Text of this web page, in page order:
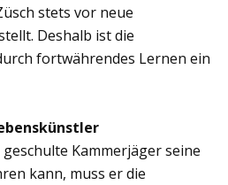
stets vor neue
Deshalb ist die
fortwährendes Lernen ein
Kammerjäger seine
kann, muss er die